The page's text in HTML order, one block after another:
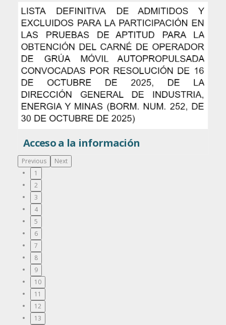
Acceso a la información
Previous
Next
1
2
3
4
5
6
7
8
9
10
11
12
13